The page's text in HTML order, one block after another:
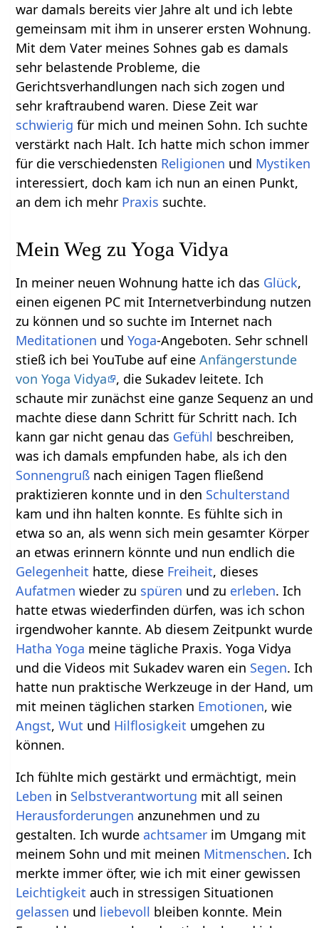
war damals bereits vier Jahre alt und ich lebte
gemeinsam mit ihm in unserer ersten Wohnung.
Mit dem Vater meines Sohnes gab es damals
sehr belastende Probleme, die
Gerichtsverhandlungen nach sich zogen und
sehr kraftraubend waren. Diese Zeit war
schwierig für mich und meinen Sohn. Ich suchte
verstärkt nach Halt. Ich hatte mich schon immer
für die verschiedensten Religionen und Mystiken
interessiert, doch kam ich nun an einen Punkt,
an dem ich mehr Praxis suchte.
Mein Weg zu Yoga Vidya
In meiner neuen Wohnung hatte ich das Glück,
einen eigenen PC mit Internetverbindung nutzen
zu können und so suchte im Internet nach
Meditationen undYoga-Angeboten. Sehr schnell
stieß ich bei YouTube auf eineAnfängerstunde
von Yoga Vidya
, die Sukadev leitete. Ich
schaute mir zunächst eine ganze Sequenz an und
machte diese dann Schritt für Schritt nach. Ich
kann gar nicht genau das Gefühl beschreiben,
was ich damals empfunden habe, als ich den
Sonnengruß nach einigen Tagen fließend
praktizieren konnte und in den Schulterstand
kam und ihn halten konnte. Es fühlte sich in
etwa so an, als wenn sich mein gesamter Körper
an etwas erinnern könnte und nun endlich die
Gelegenheit hatte, diese Freiheit, dieses
Aufatmen wieder zu spüren und zu erleben. Ich
hatte etwas wiederfinden dürfen, was ich schon
irgendwoher kannte. Ab diesem Zeitpunkt wurde
Hatha Yoga meine tägliche Praxis. Yoga Vidya
und die Videos mit Sukadev waren ein Segen. Ich
hatte nun praktische Werkzeuge in der Hand, um
mit meinen täglichen starken Emotionen, wie
Angst,Wut und Hilflosigkeit umgehen zu
können.
Ich fühlte mich gestärkt und ermächtigt, mein
Leben in Selbstverantwortung mit all seinen
Herausforderungen anzunehmen und zu
gestalten. Ich wurde achtsamer im Umgang mit
meinem Sohn und mit meinen Mitmenschen. Ich
merkte immer öfter, wie ich mit einer gewissen
Leichtigkeit auch in stressigen Situationen
gelassen und liebevoll bleiben konnte. Mein